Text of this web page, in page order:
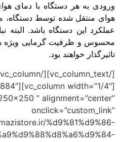
ورودی به هر دستگاه با دمای
هوای منتقل شده توسط دستگاه،
عملکرد این دستگاه باشد. البته
محسوس و ظرفیت گرمایی ویژه
تاثیرگذار خواهند بود.
” alignment=”center”
onclick=”custom_link”
%d9%81%d9%86-